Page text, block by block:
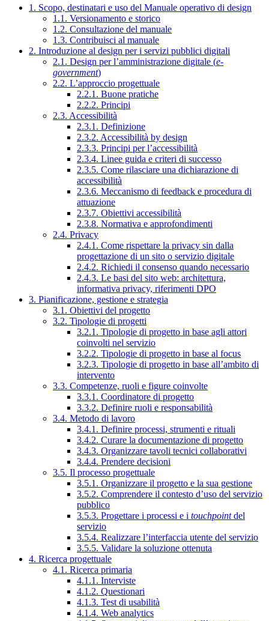
1. Scopo, destinatari e uso del Manuale operativo di design
1.1. Versionamento e storico
1.2. Consultazione del manuale
1.3. Contribuisci al manuale
2. Introduzione al design per i servizi pubblici digitali
2.1. Design per l’amministrazione digitale (e-
government)
2.2. L’approccio progettuale
2.2.1. Buone pratiche
2.2.2. Principi
2.3. Accessibilità
2.3.1. Definizione
2.3.2. Accessibilità by design
2.3.3. Principi per l’accessibilità
2.3.4. Linee guida e criteri di successo
2.3.5. Come rilasciare una dichiarazione di
accessibilità
2.3.6. Meccanismo di feedback e procedura di
attuazione
2.3.7. Obiettivi accessibilità
2.3.8. Normativa e approfondimenti
2.4. Privacy
2.4.1. Come rispettare la privacy sin dalla
progettazione di un sito o servizio digitale
2.4.2. Richiedi il consenso quando necessario
2.4.3. Le basi del sito web: architettura,
informativa privacy, riferimenti DPO
3. Pianificazione, gestione e strategia
3.1. Obiettivi del progetto
3.2. Tipologie di progetti
3.2.1. Tipologie di progetto in base agli attori
coinvolti nel servizio
3.2.2. Tipologie di progetto in base al focus
3.2.3. Tipologie di progetto in base all’ambito di
intervento
3.3. Competenze, ruoli e figure coinvolte
3.3.1. Coordinatore di progetto
3.3.2. Definire ruoli e responsabilità
3.4. Metodo di lavoro
3.4.1. Definire processi, strumenti e rituali
3.4.2. Curare la documentazione di progetto
3.4.3. Organizzare tavoli tecnici collaborativi
3.4.4. Prendere decisioni
3.5. Il processo progettuale
3.5.1. Organizzare il progetto e la sua gestione
3.5.2. Comprendere il contesto d’uso del servizio
pubblico
3.5.3. Progettare i processi e i touchpointdel
servizio
3.5.4. Realizzare l’interfaccia utente del servizio
3.5.5. Validare la soluzione ottenuta
4. Ricerca progettuale
4.1. Ricerca primaria
4.1.1. Interviste
4.1.2. Questionari
4.1.3. Test di usabilità
4.1.4. Web analytics